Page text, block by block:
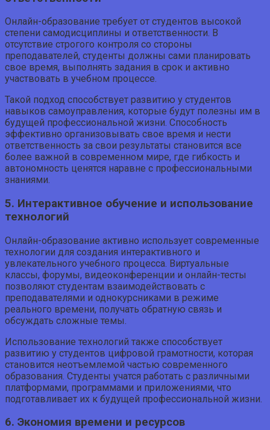
Онлайн-образование требует от студентов высокой
степени самодисциплины и ответственности. В
отсутствие строгого контроля со стороны
преподавателей, студенты должны сами планировать
свое время, выполнять задания в срок и активно
участвовать в учебном процессе.
Такой подход способствует развитию у студентов
навыков самоуправления, которые будут полезны им в
будущей профессиональной жизни. Способность
эффективно организовывать свое время и нести
ответственность за свои результаты становится все
более важной в современном мире, где гибкость и
автономность ценятся наравне с профессиональными
знаниями.
5. Интерактивное обучение и использование
технологий
Онлайн-образование активно использует современные
технологии для создания интерактивного и
увлекательного учебного процесса. Виртуальные
классы, форумы, видеоконференции и онлайн-тесты
позволяют студентам взаимодействовать с
преподавателями и однокурсниками в режиме
реального времени, получать обратную связь и
обсуждать сложные темы.
Использование технологий также способствует
развитию у студентов цифровой грамотности, которая
становится неотъемлемой частью современного
образования. Студенты учатся работать с различными
платформами, программами и приложениями, что
подготавливает их к будущей профессиональной жизни.
6. Экономия времени и ресурсов